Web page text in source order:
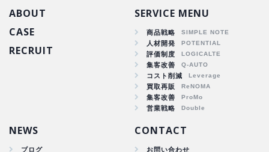
ABOUT
CASE
商品戦略
RECRUIT
SERVICE MENU
商品戦略
人材開発
評価制度
集客改善
コスト削減
買取再販
集客改善
営業戦略
NEWS
ブログ
CONTACT
お問い合わせ